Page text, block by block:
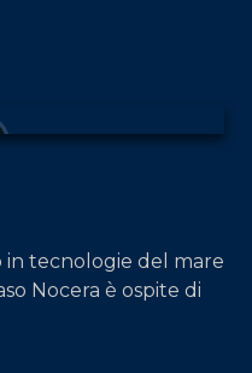
tecnologie del mare
Nocera è ospite di